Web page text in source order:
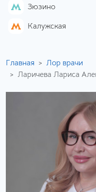
Зюзино
Калужская
Главная
Лор врачи
Ларичева Лариса